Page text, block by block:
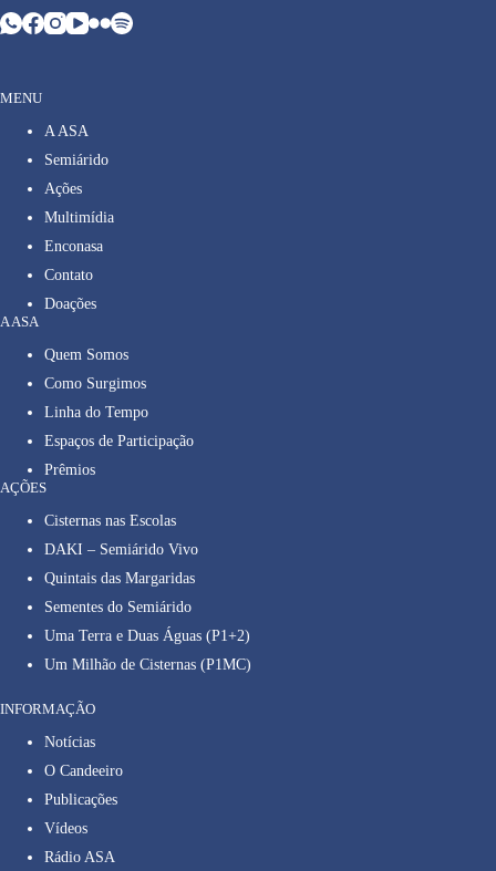
MENU
A ASA
Semiárido
Ações
Multimídia
Enconasa
Contato
Doações
A ASA
Quem Somos
Como Surgimos
Linha do Tempo
Espaços de Participação
Prêmios
AÇÕES
Cisternas nas Escolas
DAKI – Semiárido Vivo
Quintais das Margaridas
Sementes do Semiárido
Uma Terra e Duas Águas (P1+2)
Um Milhão de Cisternas (P1MC)
INFORMAÇÃO
Notícias
O Candeeiro
Publicações
Vídeos
Rádio ASA